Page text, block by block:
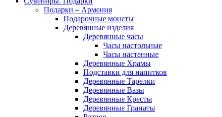
Подарки – Армения
Подарочные монеты
Деревянные изделия
Деревянные часы
Часы настольные
Часы настенные
Деревянные Храмы
Подставки для напитков
Деревянные Тарелки
Деревянные Вазы
Деревянные Кресты
Деревянные Гранаты